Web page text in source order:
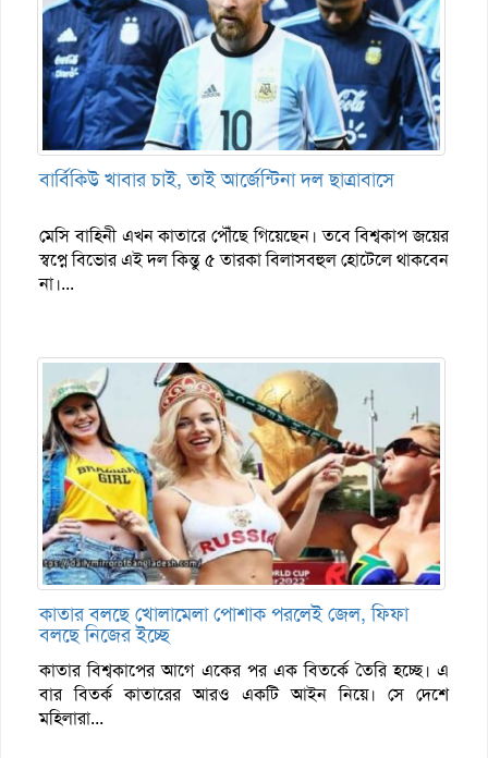
বার্বিকিউ খাবার চাই, তাই আর্জেন্টিনা দল ছাত্রাবাসে
মেসি বাহিনী এখন কাতারে পৌঁছে গিয়েছেন। তবে বিশ্বকাপ জয়ের
স্বপ্নে বিভোর এই দল কিন্তু ৫ তারকা বিলাসবহুল হোটেলে থাকবেন
না।...
কাতার বলছে খোলামেলা পোশাক পরলেই জেল, ফিফা
বলছে নিজের ইচ্ছে
কাতার বিশ্বকাপের আগে একের পর এক বিতর্কে তৈরি হচ্ছে। এ
বার বিতর্ক কাতারের আরও একটি আইন নিয়ে। সে দেশে
মহিলারা...